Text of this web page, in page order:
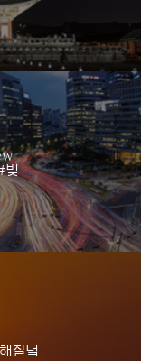
빛
질녘